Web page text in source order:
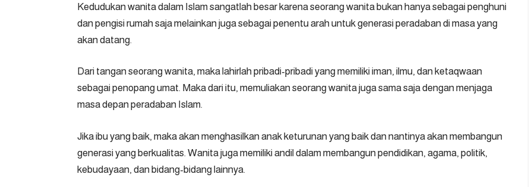
Kedudukan wanita dalam Islam sangatlah besar karena seorang wanita bukan hanya sebagai penghuni
dan pengisi rumah saja melainkan juga sebagai penentu arah untuk generasi peradaban di masa yang
akan datang.
Dari tangan seorang wanita, maka lahirlah pribadi-pribadi yang memiliki iman, ilmu, dan ketaqwaan
sebagai penopang umat. Maka dari itu, memuliakan seorang wanita juga sama saja dengan menjaga
masa depan peradaban Islam.
Jika ibu yang baik, maka akan menghasilkan anak keturunan yang baik dan nantinya akan membangun
generasi yang berkualitas. Wanita juga memiliki andil dalam membangun pendidikan, agama, politik,
kebudayaan, dan bidang-bidang lainnya.